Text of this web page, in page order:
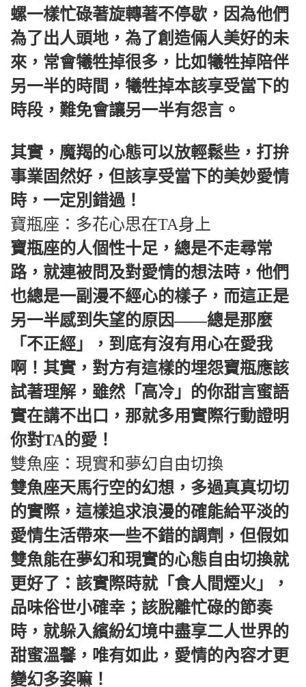
螺一樣忙碌著旋轉著不停歇，因為他們
為了出人頭地，為了創造倆人美好的未
來，常會犧牲掉很多，比如犧牲掉陪伴
另一半的時間，犧牲掉本該享受當下的
時段，難免會讓另一半有怨言。
其實，魔羯的心態可以放輕鬆些，打拚
事業固然好，但該享受當下的美妙愛情
時，一定別錯過！
寶瓶座：多花心思在TA身上
寶瓶座的人個性十足，總是不走尋常
路，就連被問及對愛情的想法時，他們
也總是一副漫不經心的樣子，而這正是
另一半感到失望的原因——總是那麼
「不正經」，到底有沒有用心在愛我
啊！其實，對方有這樣的埋怨寶瓶應該
試著理解，雖然「高冷」的你甜言蜜語
實在講不出口，那就多用實際行動證明
你對TA的愛！
雙魚座：現實和夢幻自由切換
雙魚座天馬行空的幻想，多過真真切切
的實際，這樣追求浪漫的確能給平淡的
愛情生活帶來一些不錯的調劑，但假如
雙魚能在夢幻和現實的心態自由切換就
更好了：該實際時就「食人間煙火」，
品味俗世小確幸；該脫離忙碌的節奏
時，就躲入繽紛幻境中盡享二人世界的
甜蜜溫馨，唯有如此，愛情的內容才更
變幻多姿嘛！